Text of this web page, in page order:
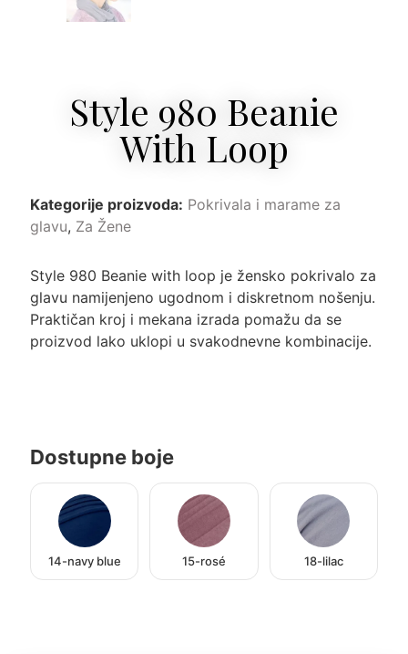
Style 980 Beanie
With Loop
Kategorije proizvoda: Pokrivala i marame za
glavu, Za Žene
Style 980 Beanie with loop je žensko pokrivalo za
glavu namijenjeno ugodnom i diskretnom nošenju.
Praktičan kroj i mekana izrada pomažu da se
proizvod lako uklopi u svakodnevne kombinacije.
Dostupne boje
14-navy blue 15-rosé 18-lilac